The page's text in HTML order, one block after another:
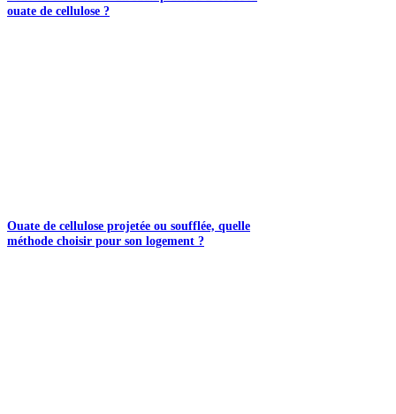
ouate de cellulose ?
Ouate de cellulose projetée ou soufflée, quelle
méthode choisir pour son logement ?